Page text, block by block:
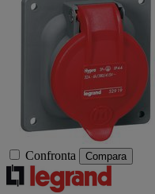
Confronta Compara